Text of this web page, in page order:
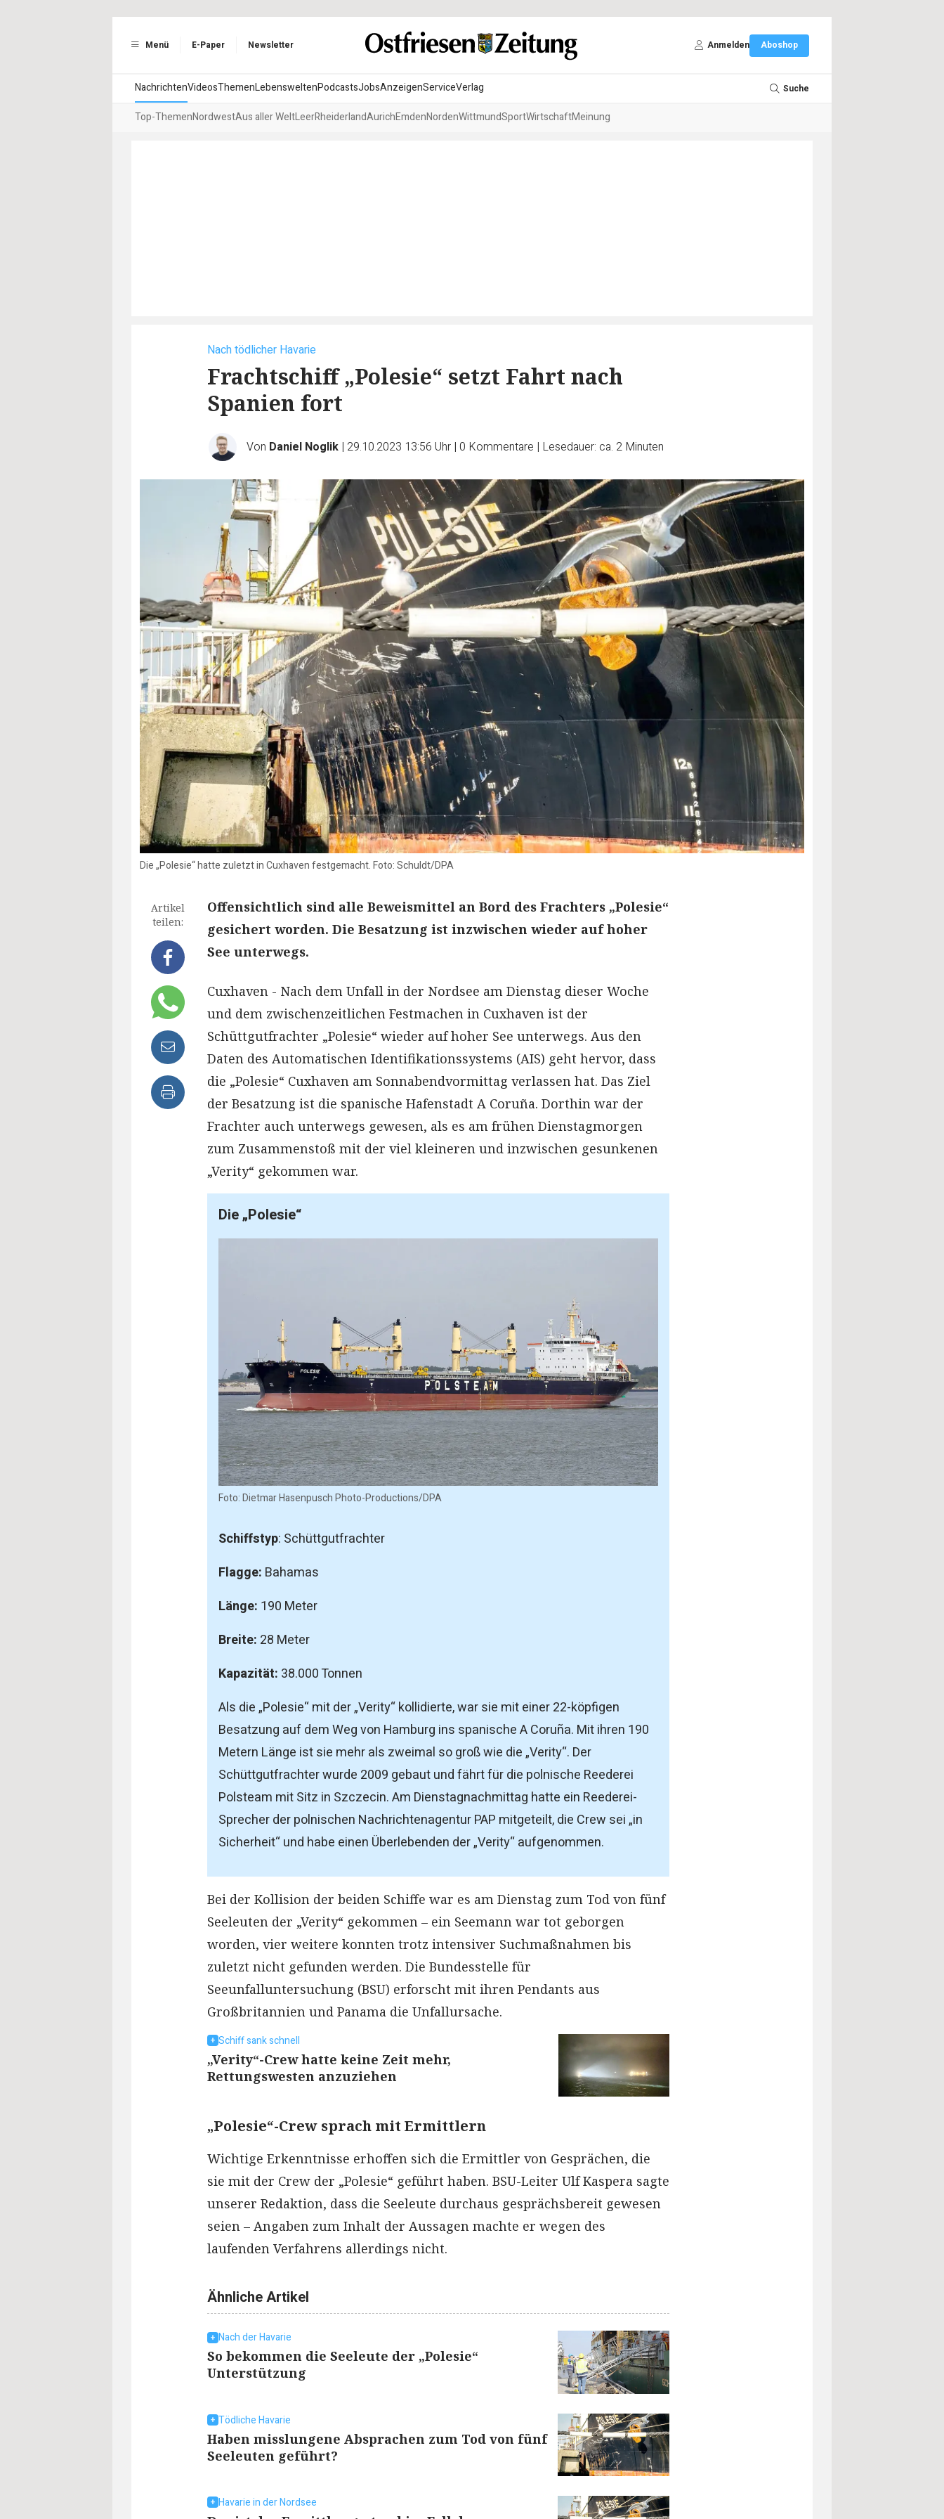
Menü E-Paper Newsletter Anmelden Aboshop
NachrichtenVideosThemenLebensweltenPodcastsJobsAnzeigenServiceVerlag Suche
Top-ThemenNordwestAus aller WeltLeerRheiderlandAurichEmdenNordenWittmundSportWirtschaftMeinung
Nach tödlicher Havarie
Frachtschiff „Polesie“ setzt Fahrt nach
Spanien fort
Von Daniel Noglik | 29.10.2023 13:56 Uhr | 0 Kommentare | Lesedauer: ca. 2 Minuten
Die „Polesie“ hatte zuletzt in Cuxhaven festgemacht. Foto: Schuldt/DPA
Artikel
teilen:
Offensichtlich sind alle Beweismittel an Bord des Frachters „Polesie“
gesichert worden. Die Besatzung ist inzwischen wieder auf hoher
See unterwegs.
Cuxhaven - Nach dem Unfall in der Nordsee am Dienstag dieser Woche
und dem zwischenzeitlichen Festmachen in Cuxhaven ist der
Schüttgutfrachter „Polesie“ wieder auf hoher See unterwegs. Aus den
Daten des Automatischen Identifikationssystems (AIS) geht hervor, dass
die „Polesie“ Cuxhaven am Sonnabendvormittag verlassen hat. Das Ziel
der Besatzung ist die spanische Hafenstadt A Coruña. Dorthin war der
Frachter auch unterwegs gewesen, als es am frühen Dienstagmorgen
zum Zusammenstoß mit der viel kleineren und inzwischen gesunkenen
„Verity“ gekommen war.
Die „Polesie“
Foto: Dietmar Hasenpusch Photo-Productions/DPA
Schiffstyp: Schüttgutfrachter
Flagge: Bahamas
Länge: 190 Meter
Breite: 28 Meter
Kapazität: 38.000 Tonnen
Als die „Polesie“ mit der „Verity“ kollidierte, war sie mit einer 22-köpfigen
Besatzung auf dem Weg von Hamburg ins spanische A Coruña. Mit ihren 190
Metern Länge ist sie mehr als zweimal so groß wie die „Verity“. Der
Schüttgutfrachter wurde 2009 gebaut und fährt für die polnische Reederei
Polsteam mit Sitz in Szczecin. Am Dienstagnachmittag hatte ein Reederei-
Sprecher der polnischen Nachrichtenagentur PAP mitgeteilt, die Crew sei „in
Sicherheit“ und habe einen Überlebenden der „Verity“ aufgenommen.
Bei der Kollision der beiden Schiffe war es am Dienstag zum Tod von fünf
Seeleuten der „Verity“ gekommen – ein Seemann war tot geborgen
worden, vier weitere konnten trotz intensiver Suchmaßnahmen bis
zuletzt nicht gefunden werden. Die Bundesstelle für
Seeunfalluntersuchung (BSU) erforscht mit ihren Pendants aus
Großbritannien und Panama die Unfallursache.
Schiff sank schnell
„Verity“-Crew hatte keine Zeit mehr,
Rettungswesten anzuziehen
„Polesie“-Crew sprach mit Ermittlern
Wichtige Erkenntnisse erhoffen sich die Ermittler von Gesprächen, die
sie mit der Crew der „Polesie“ geführt haben. BSU-Leiter Ulf Kaspera sagte
unserer Redaktion, dass die Seeleute durchaus gesprächsbereit gewesen
seien – Angaben zum Inhalt der Aussagen machte er wegen des
laufenden Verfahrens allerdings nicht.
Ähnliche Artikel
Nach der Havarie
So bekommen die Seeleute der „Polesie“
Unterstützung
Tödliche Havarie
Haben misslungene Absprachen zum Tod von fünf
Seeleuten geführt?
Havarie in der Nordsee